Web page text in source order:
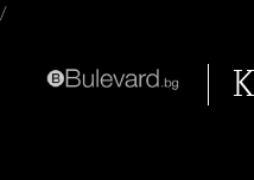
/